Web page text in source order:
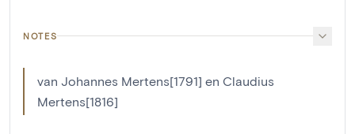
NOTES
van Johannes Mertens[1791] en Claudius
Mertens[1816]